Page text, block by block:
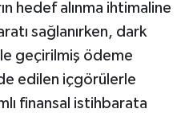
hedef alınma ihtimaline
sağlanırken, dark
geçirilmiş ödeme
edilen içgörülerle
finansal istihbarata